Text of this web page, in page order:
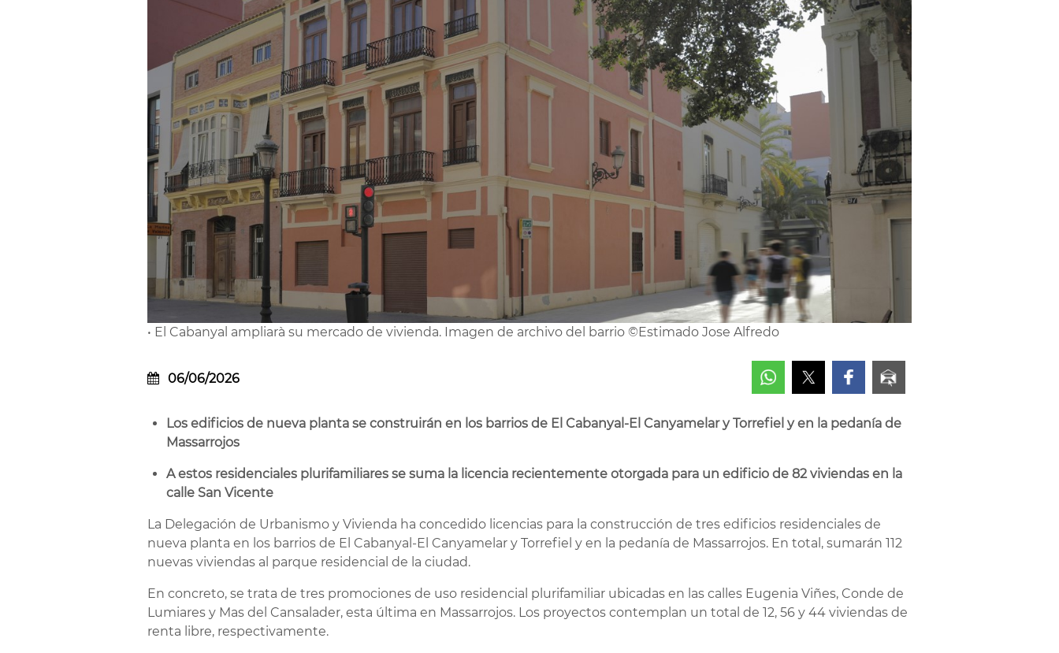
• El Cabanyal ampliarà su mercado de vivienda. Imagen de archivo del barrio ©Estimado Jose Alfredo
06/06/2026
Los edificios de nueva planta se construirán en los barrios de El Cabanyal-El Canyamelar y Torrefiel y en la pedanía de
Massarrojos
A estos residenciales plurifamiliares se suma la licencia recientemente otorgada para un edificio de 82 viviendas en la
calle San Vicente
La Delegación de Urbanismo y Vivienda ha concedido licencias para la construcción de tres edificios residenciales de
nueva planta en los barrios de El Cabanyal-El Canyamelar y Torrefiel y en la pedanía de Massarrojos. En total, sumarán 112
nuevas viviendas al parque residencial de la ciudad.
En concreto, se trata de tres promociones de uso residencial plurifamiliar ubicadas en las calles Eugenia Viñes, Conde de
Lumiares y Mas del Cansalader, esta última en Massarrojos. Los proyectos contemplan un total de 12, 56 y 44 viviendas de
renta libre, respectivamente.